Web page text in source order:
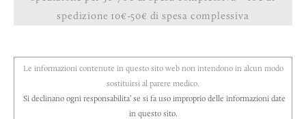
spedizione 10€-50€ di spesa complessiva
Le informazioni contenute in questo sito web non intendono in alcun modo
sostituirsi al parere medico.
Si declinano ogni responsabilita’ se si fa uso improprio delle informazioni date
in questo sito.